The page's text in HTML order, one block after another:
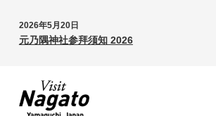
2026年5月20日
元乃隅神社参拜须知 2026